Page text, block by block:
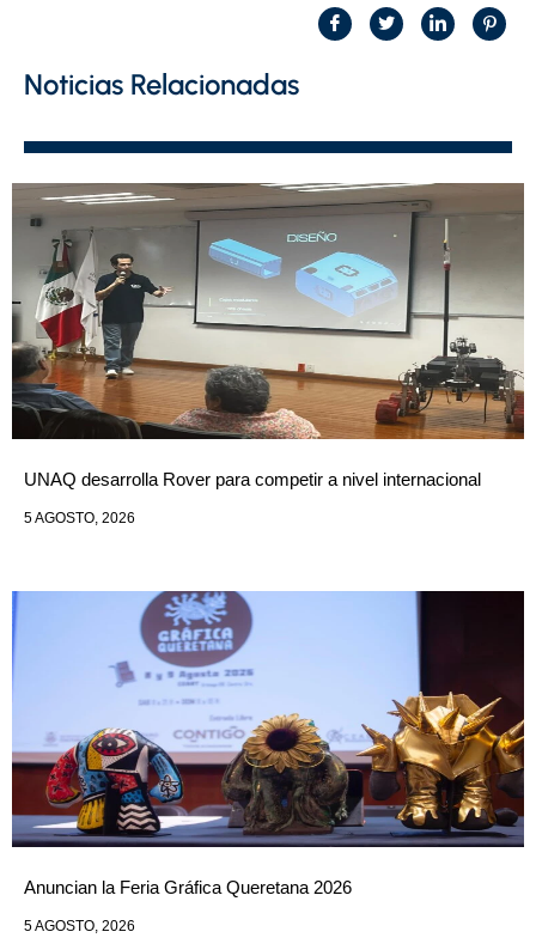
Noticias Relacionadas
UNAQ desarrolla Rover para competir a nivel internacional
5 AGOSTO, 2026
Anuncian la Feria Gráfica Queretana 2026
5 AGOSTO, 2026